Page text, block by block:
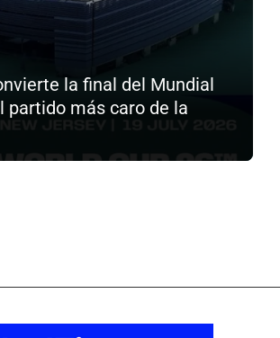
la final del Mundial
partido más caro de la